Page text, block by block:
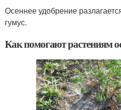
Осеннее удобрение
гумус.
Как помогают растениям